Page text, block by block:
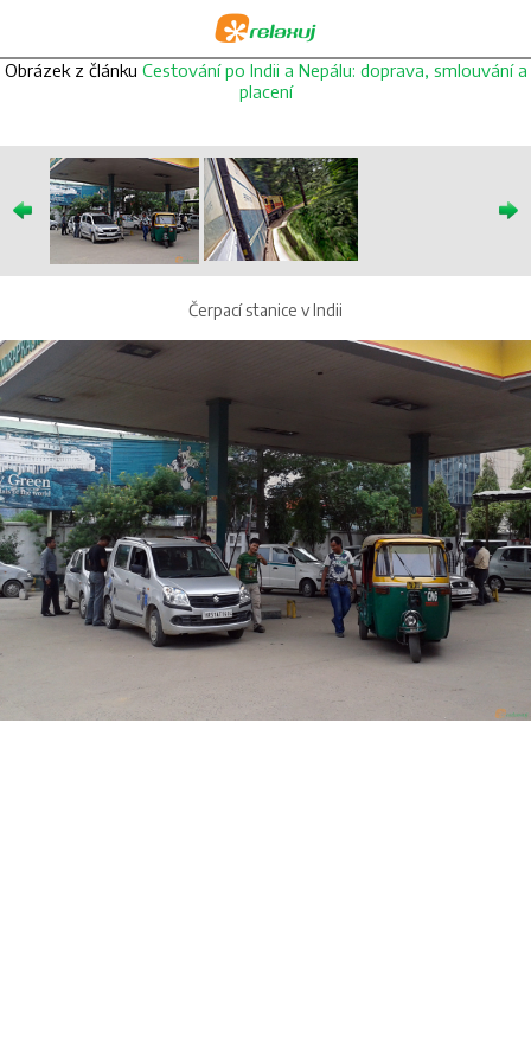
Obrázek z článku Cestování po Indii a Nepálu: doprava, smlouvání a
placení
Čerpací stanice v Indii